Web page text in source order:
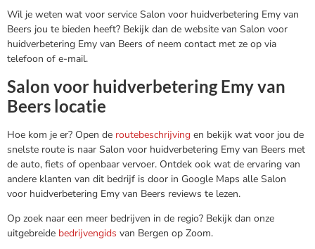
Wil je weten wat voor service Salon voor huidverbetering Emy van
Beers jou te bieden heeft? Bekijk dan de website van Salon voor
huidverbetering Emy van Beers of neem contact met ze op via
telefoon of e-mail.
Salon voor huidverbetering Emy van
Beers locatie
Hoe kom je er? Open de routebeschrijving en bekijk wat voor jou de
snelste route is naar Salon voor huidverbetering Emy van Beers met
de auto, fiets of openbaar vervoer. Ontdek ook wat de ervaring van
andere klanten van dit bedrijf is door in Google Maps alle Salon
voor huidverbetering Emy van Beers reviews te lezen.
Op zoek naar een meer bedrijven in de regio? Bekijk dan onze
uitgebreide bedrijvengids van Bergen op Zoom.